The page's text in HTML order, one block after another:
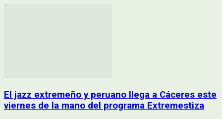
El jazz extremeño y peruano llega a Cáceres este
viernes de la mano del programa Extremestiza